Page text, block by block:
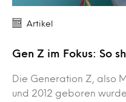
Artikel
Gen Z im Fokus: So
Die Generation Z, also
und 2012 geboren